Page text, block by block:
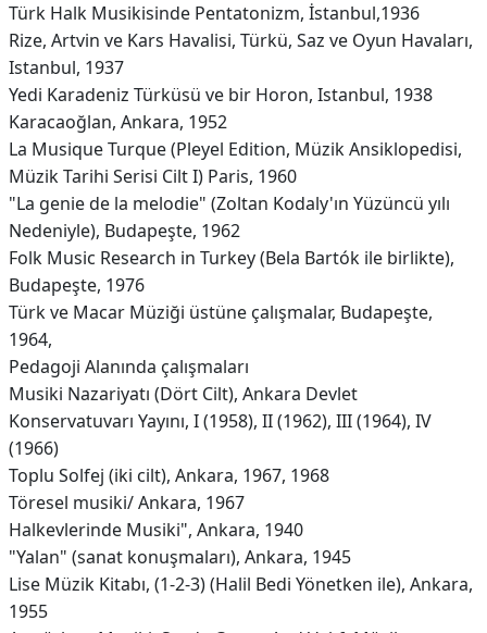
Türk Halk Musikisinde Pentatonizm, İstanbul,1936
Rize, Artvin ve Kars Havalisi, Türkü, Saz ve Oyun Havaları,
Istanbul, 1937
Yedi Karadeniz Türküsü ve bir Horon, Istanbul, 1938
Karacaoğlan, Ankara, 1952
La Musique Turque (Pleyel Edition, Müzik Ansiklopedisi,
Müzik Tarihi Serisi Cilt I) Paris, 1960
"La genie de la melodie" (Zoltan Kodaly'ın Yüzüncü yılı
Nedeniyle), Budapeşte, 1962
Folk Music Research in Turkey (Bela Bartók ile birlikte),
Budapeşte, 1976
Türk ve Macar Müziği üstüne çalışmalar, Budapeşte,
1964,
Pedagoji Alanında çalışmaları
Musiki Nazariyatı (Dört Cilt), Ankara Devlet
Konservatuvarı Yayını, I (1958), II (1962), III (1964), IV
(1966)
Toplu Solfej (iki cilt), Ankara, 1967, 1968
Töresel musiki/ Ankara, 1967
Halkevlerinde Musiki", Ankara, 1940
"Yalan" (sanat konuşmaları), Ankara, 1945
Lise Müzik Kitabı, (1-2-3) (Halil Bedi Yönetken ile), Ankara,
1955